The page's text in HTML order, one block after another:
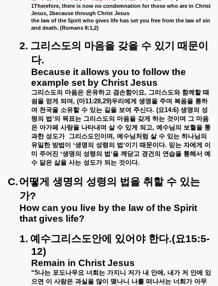
1Therefore, there is now no condemnation for those who are in Christ
Jesus, 2because through Christ Jesus
the law of the Spirit who gives life has set you free from the law of sin
and death. (Romans 8:1,2)
2. 그리스도의 마음을 갖을 수 있기
때문이
다.
Because it allows you to follow the
example set by Christ Jesus
그리스도의 마음은 온유하고 겸손함이요, 그리스도와 함께할 때
쉼을 얻게 되며 , (마11:28,29)우리에게 생명을 주며 복음을 통하
여 천국을 소유할 수 있는 길을 보여 주신다. (요14:6) 생명의 성
령의 법’의 목표는 그리스도의 마음을 갖게 하는 것이며 그 마음
은 아가페 사랑을 나타내며 살 수 있게 되고, 예수님의 보혈을 통
과한 성도가 그리스도인이며 , 예수님처럼 살 수 있는 하나님의
유일한 방법이 ‘생명의 성령의 법’이기 때문이다. 믿는 자에게 이
미
주어진 ‘생명의 성령의 법’을 깨닫고 경건의 연습을 통해서 예
수 닮은 삶을 사는 성도가 되는 것이다.
C.어떻게 생명의 성령의 법을 취할 수 있는
가?
How can you live by the law of the Spirit
that gives life?
1. 예수그리스도안에 있어야 한다.(요15:5-
12)
Remain in Christ Jesus
“5나는 포도나무요 너희는 가지니 저가 내 안에 , 내가 저 안에 있
으면 이 사람은 과실을 많이 맺나니 나를 떠나서는 너희가 아무